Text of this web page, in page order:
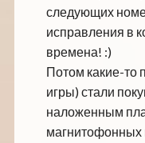
следующих
исправления в
времена! :)
Потом какие-то
игры) стали
наложенным
магнитофонных